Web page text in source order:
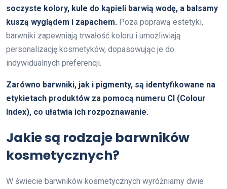
soczyste kolory, kule do kąpieli barwią wodę, a balsamy
kuszą wyglądem i zapachem. Poza poprawą estetyki,
barwniki zapewniają trwałość koloru i umożliwiają
personalizację kosmetyków, dopasowując je do
indywidualnych preferencji.
Zarówno barwniki, jak i pigmenty, są identyfikowane na
etykietach produktów za pomocą numeru CI (Colour
Index), co ułatwia ich rozpoznawanie.
Jakie są rodzaje barwników
kosmetycznych?
W świecie barwników kosmetycznych wyróżniamy dwie